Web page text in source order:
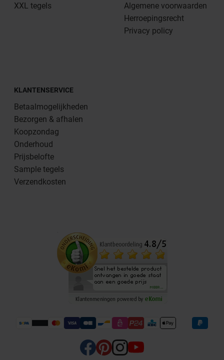
XXL tegels
Algemene voorwaarden
Herroepingsrecht
Privacy policy
KLANTENSERVICE
Betaalmogelijkheden
Bezorgen & afhalen
Koopzondag
Onderhoud
Prijsbelofte
Sample tegels
Verzendkosten